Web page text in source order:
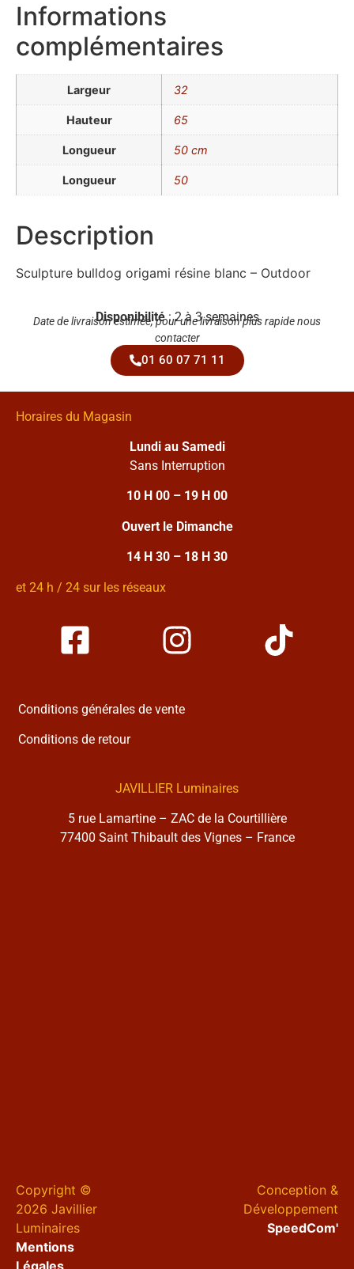
Informations
complémentaires
Largeur 32
Hauteur 65
Longueur 50 cm
Longueur 50
Description
Sculpture bulldog origami résine blanc – Outdoor
Disponibilité: 2 à 3 semaines
Date de livraison estimée, pour une livraison plus rapide nous
contacter
01 60 07 71 11
Horaires du Magasin
Lundi au Samedi
Sans Interruption
10 H 00 – 19 H 00
Ouvert le Dimanche
14 H 30 – 18 H 30
et 24 h / 24 sur les réseaux
Conditions générales de vente
Conditions de retour
JAVILLIER Luminaires
5 rue Lamartine – ZAC de la Courtillière
77400 Saint Thibault des Vignes – France
Copyright ©
2026 Javillier
Luminaires
Mentions
Conception &
Développement
SpeedCom'